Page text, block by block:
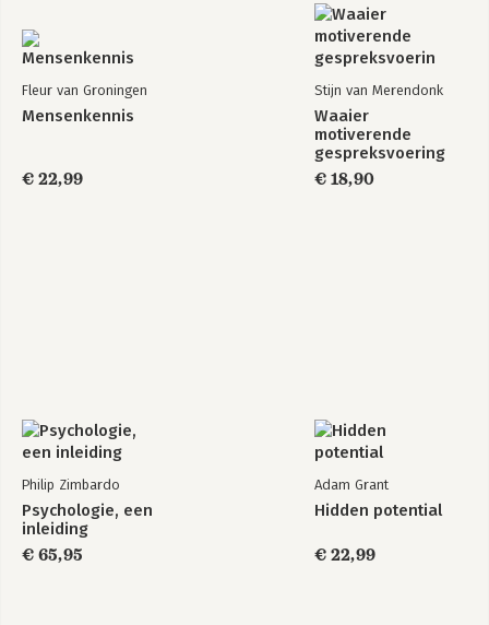
Fleur van Groningen
Mensenkennis
€ 22,99
Stijn van Merendonk
Waaier
motiverende
gespreksvoering
€ 18,90
Philip Zimbardo
Psychologie, een
inleiding
€ 65,95
Adam Grant
Hidden potential
€ 22,99